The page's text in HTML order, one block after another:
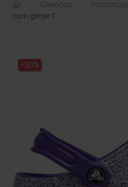
Crianças Tamancos
com glitter T
-20%